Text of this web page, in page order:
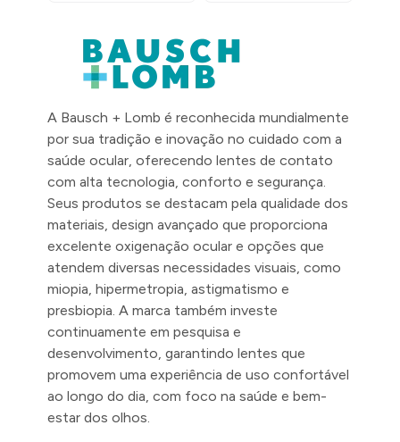
A Bausch + Lomb é reconhecida mundialmente
por sua tradição e inovação no cuidado com a
saúde ocular, oferecendo lentes de contato
com alta tecnologia, conforto e segurança.
Seus produtos se destacam pela qualidade dos
materiais, design avançado que proporciona
excelente oxigenação ocular e opções que
atendem diversas necessidades visuais, como
miopia, hipermetropia, astigmatismo e
presbiopia. A marca também investe
continuamente em pesquisa e
desenvolvimento, garantindo lentes que
promovem uma experiência de uso confortável
ao longo do dia, com foco na saúde e bem-
estar dos olhos.